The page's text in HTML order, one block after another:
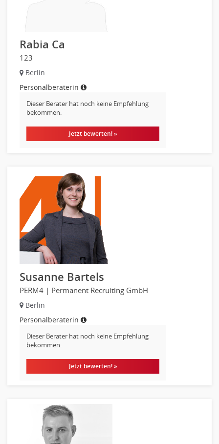
Banken, Finanzdienstleister und Versicherungen Leitung,
Teamleitung
Mergers & Acquisitions
Privatkundengeschäft
Mathematik, Produkt, Statistik
Versicherung: Sachbearbeitung
Ausbilder
Erwachsenenbildung
Bildung & Soziales Leitung, Teamleitung
Sozialarbeit
Universität, Fachhochschule
Unterricht: Grundschule
Unterricht: Sekundarstufe
Architektur
Fotografie, Video
Medien-, Screen-, Webdesign
Modedesign, Schmuckdesign
Produktdesign, Industriedesign
Theater, Schauspiel, Musik, Tanz
Beschaffungslogistik
Disposition
Einkauf
Logistik
Lagerlogistik
Einkauf, Materialwirtschaft & Logistik Leitung, Teamleitung
Materialwirtschaft
Rabia Ca
123
Berlin
Personalberaterin
Dieser Berater hat noch keine Empfehlung
bekommen.
Jetzt bewerten! »
Susanne Bartels
PERM4 | Permanent Recruiting GmbH
Berlin
Personalberaterin
Dieser Berater hat noch keine Empfehlung
bekommen.
Jetzt bewerten! »